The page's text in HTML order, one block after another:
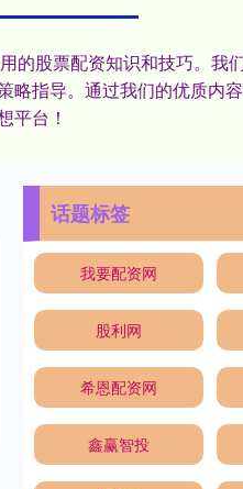
的股票配资知识和技巧。我
略指导。通过我们的优质内
平台！
话题标签
我要配资网
股利网
希恩配资网
鑫赢智投